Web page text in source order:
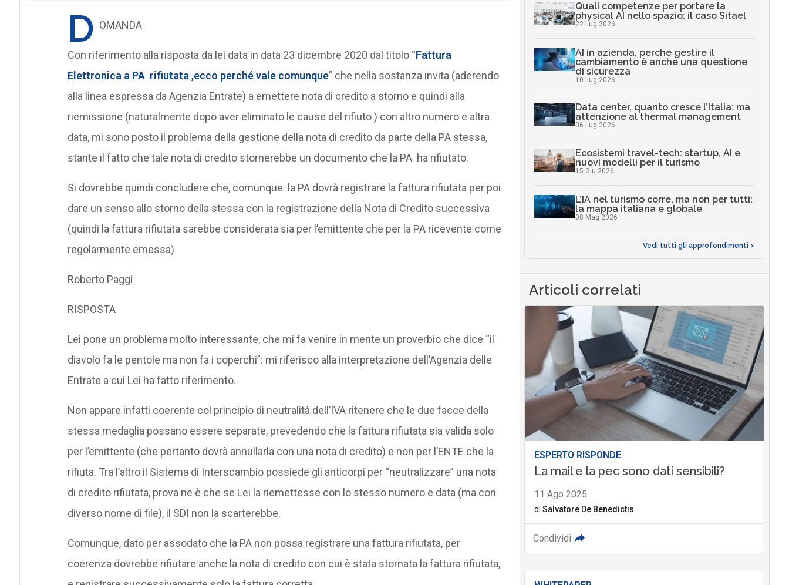
D OMANDA
Con riferimento alla risposta da lei data in data 23 dicembre 2020 dal titolo “Fattura
Elettronica a PA rifiutata ,ecco perché vale comunque” che nella sostanza invita (aderendo
alla linea espressa da Agenzia Entrate) a emettere nota di credito a storno e quindi alla
riemissione (naturalmente dopo aver eliminato le cause del rifiuto ) con altro numero e altra
data, mi sono posto il problema della gestione della nota di credito da parte della PA stessa,
stante il fatto che tale nota di credito stornerebbe un documento che la PA ha rifiutato.
Si dovrebbe quindi concludere che, comunque la PA dovrà registrare la fattura rifiutata per poi
dare un senso allo storno della stessa con la registrazione della Nota di Credito successiva
(quindi la fattura rifiutata sarebbe considerata sia per l’emittente che per la PA ricevente come
regolarmente emessa)
Roberto Paggi
RISPOSTA
Lei pone un problema molto interessante, che mi fa venire in mente un proverbio che dice “il
diavolo fa le pentole ma non fa i coperchi”: mi riferisco alla interpretazione dell’Agenzia delle
Entrate a cui Lei ha fatto riferimento.
Non appare infatti coerente col principio di neutralità dell’IVA ritenere che le due facce della
stessa medaglia possano essere separate, prevedendo che la fattura rifiutata sia valida solo
per l’emittente (che pertanto dovrà annullarla con una nota di credito) e non per l’ENTE che la
rifiuta. Tra l’altro il Sistema di Interscambio possiede gli anticorpi per “neutralizzare” una nota
di credito rifiutata, prova ne è che se Lei la riemettesse con lo stesso numero e data (ma con
diverso nome di file), il SDI non la scarterebbe.
Comunque, dato per assodato che la PA non possa registrare una fattura rifiutata, per
coerenza dovrebbe rifiutare anche la nota di credito con cui è stata stornata la fattura rifiutata,
Quali competenze per portare la
physical AI nello spazio: il caso Sitael
22 Lug 2026
AI in azienda, perché gestire il
cambiamento è anche una questione
di sicurezza
10 Lug 2026
Data center, quanto cresce l’Italia: ma
attenzione al thermal management
06 Lug 2026
Ecosistemi travel-tech: startup, AI e
nuovi modelli per il turismo
15 Giu 2026
L’IA nel turismo corre, ma non per tutti:
la mappa italiana e globale
08 Mag 2026
Vedi tutti gli approfondimenti >
Articoli correlati
ESPERTO RISPONDE
La mail e la pec sono dati sensibili?
11 Ago 2025
di Salvatore De Benedictis
Condividi